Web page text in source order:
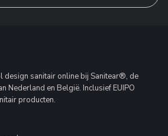
sanitair online bij Sanitear®, de
Nederland en België. Inclusief EUIPO
producten.